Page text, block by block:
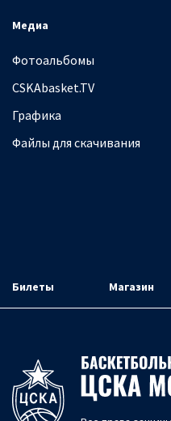
Медиа
Фотоальбомы
CSKAbasket.TV
Графика
Файлы для скачивания
Билеты Магазин